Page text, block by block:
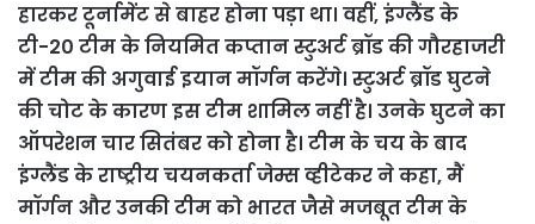
हारकर टूर्नामेंट से बाहर होना पड़ा था। वहीं, इंग्लैंड के
टी-20 टीम के नियमित कप्तान स्टुअर्ट ब्रॉड की गौरहाजरी
में टीम की अगुवाई इयान मॉर्गन करेंगे। स्टुअर्ट ब्रॉड घुटने
की चोट के कारण इस टीम शामिल नहीं है। उनके घुटने का
ऑपरेशन चार सितंबर को होना है। टीम के चय के बाद
इंग्लैंड के राष्ट्रीय चयनकर्ता जेम्स व्हीटेकर ने कहा, मैं
मॉर्गन और उनकी टीम को भारत जैसे मजबूत टीम के